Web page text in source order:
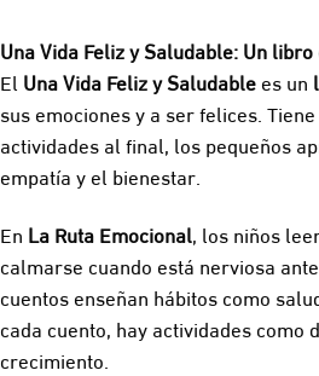
Una Vida Feliz y Saludable: Un
El Una Vida Feliz y Saludable es un
sus emociones y a ser felices.
actividades al final, los pequeños
empatía y el bienestar.
En La Ruta Emocional, los niños
calmarse cuando está nerviosa
cuentos enseñan hábitos como
cada cuento, hay actividades como
crecimiento.